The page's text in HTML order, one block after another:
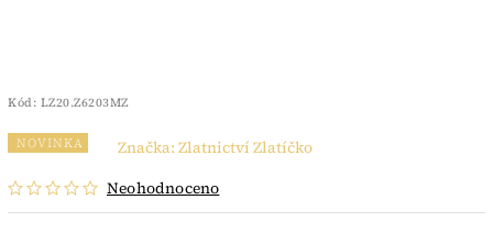
Kód: LZ20.Z6203MZ
NOVINKA
Neohodnoceno
Značka: Zlatnictví Zlatíčko